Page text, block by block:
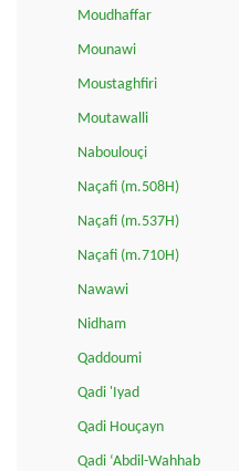
Moudhaffar
Mounawi
Moustaghfiri
Moutawalli
Naboulouçi
Naçafi (m.508H)
Naçafi (m.537H)
Naçafi (m.710H)
Nawawi
Nidham
Qaddoumi
Qadi 'Iyad
Qadi Houçayn
Qadi ‘Abdil-Wahhab